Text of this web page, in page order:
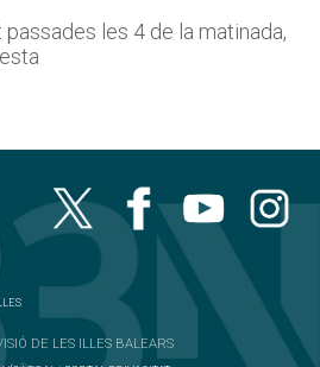
les 4 de la matinada,
DE LES ILLES BALEARS